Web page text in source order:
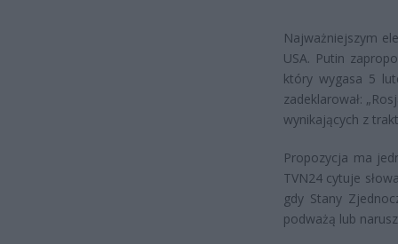
Najważniejszym
USA. Putin
który wygasa 5
zadeklarował:
wynikających z
Propozycja ma
TVN24 cytuje
gdy Stany
podważą lub